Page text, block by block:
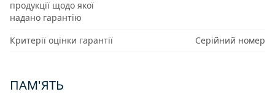
продукції щодо якої
надано гарантію
Критерії оцінки гарантії Серійний номер
ПАМ'ЯТЬ